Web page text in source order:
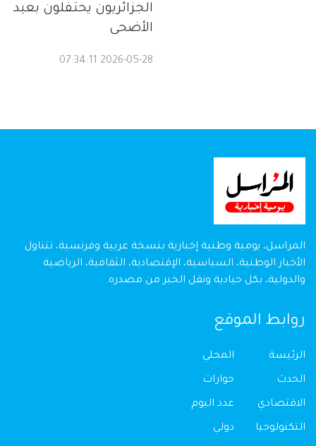
الجزائريون يحتفلون بعيد
الأضحى
2026-05-28 07:34:11
المراسل، يومية وطنية إخبارية بنسخة عربية وفرنسية، تتناول
الأخبار الوطنية، السياسية، الإقتصادية، الثقافية، الرياضية
والدولية، بكل حيادية ونقل الخبر من مصدره.
روابط الموقع
الرئيسة
الحدث
الاقتصادي
التكنولوجيا
المحلي
حوارات
عدد اليوم
دولي